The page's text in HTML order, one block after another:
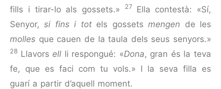
fills i tirar-lo als gossets.»
27 Ella contestà: «Sí,
Senyor,si fins i totels gossetsmengen de les
molles que cauen de la taula dels seus senyors.»
28 Llavors ell li respongué: «Dona, gran és la teva
fe, que es faci com tu vols.» I la seva filla es
guarí a partir d’aquell moment.